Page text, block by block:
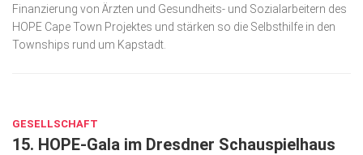
Finanzierung von Ärzten und Gesundheits- und Sozialarbeitern des
HOPE Cape Town Projektes und stärken so die Selbsthilfe in den
Townships rund um Kapstadt.
GESELLSCHAFT
15. HOPE-Gala im Dresdner Schauspielhaus